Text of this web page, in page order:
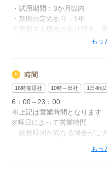
・試用期間：3か月以内
・期間の定めあり：1年
※更新する場合があり得る。
もっ
時間
16時前退社 10時～出社 1日4h
6：00～23：00
※上記は営業時間となります
※曜日によって営業時間
勤務時間が異なる場合がご
もっ